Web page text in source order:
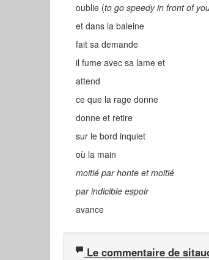
oublie (to go speedy in front of
et dans la baleine
fait sa demande
il fume avec sa lame et
attend
ce que la rage donne
donne et retire
sur le bord inquiet
où la main
moitié par honte et moitié
par indicible espoir
avance
Le commentaire de